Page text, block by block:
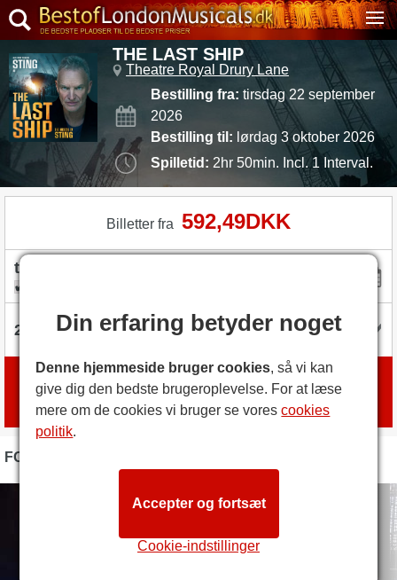
THE LAST SHIP
Theatre Royal Drury Lane
Bestilling fra: tirsdag 22 september
2026
Bestilling til: lørdag 3 oktober 2026
Spilletid: 2hr 50min. Incl. 1 Interval.
Billetter fra 592,49DKK
Bestil billetter
med London Box Office
FOTOS
Din erfaring betyder noget
Denne hjemmeside bruger cookies, så vi kan
give dig den bedste brugeroplevelse. For at læse
mere om de cookies vi bruger se vorescookies
politik.
Cookie-indstillinger
Accepter og fortsæt